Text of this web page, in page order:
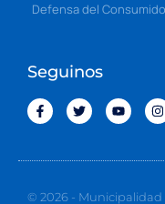
Defensa del
Seguinos
© 2026 - Municipalidad